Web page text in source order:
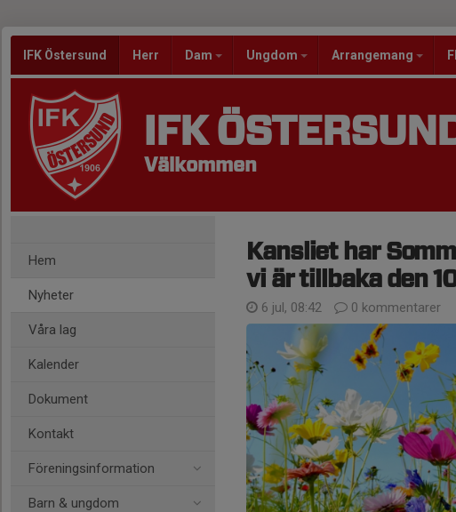
IFK Östersund Herr Dam Ungdom Arrangemang
IFK
Välkommen
Hem
Nyheter
Våra lag
Kalender
Dokument
Kontakt
Föreningsinformation
Barn & ungdom
Kansliet har
vi är tillbaka den
6 jul, 08:42 0 kommentarer